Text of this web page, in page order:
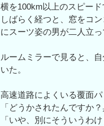
横を100km以上のスピー
しばらく経つと、窓をコ
にスーツ姿の男が二人立っ
ルームミラーで見ると、
いた。
高速道路によくいる覆面
「どうかされたんですか
「いや、別にそういうわ